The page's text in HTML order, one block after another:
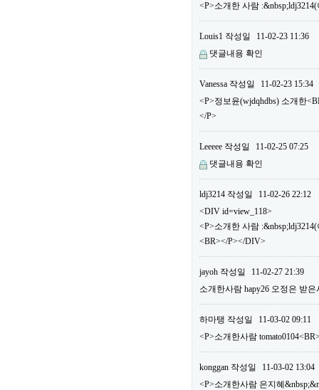
<P>소개한 사람
Louis1 작성일
11-02-23 11:36
댓글내용 확인
Vanessa 작성일
11-02-23 15:34
<P>정보윤(wjdqhdbs) 소개한
</P>
Leeeee 작성일
11-02-25 07:25
댓글내용 확인
ldj3214 작성일
11-02-26 22:12
<DIV id=view_118>
<P>소개한 사람
<BR></P></DIV>
jayoh 작성일
11-02-27 21:39
소개한사람 hapy26 오정은 받
하마탱 작성일
11-03-02 09:11
<P>소개한사람
konggan 작성일
11-03-02 13:04
<P>소개한사람 은지혜